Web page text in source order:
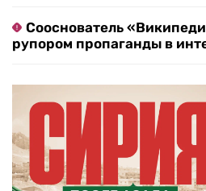
Сооснователь
рупором пропаганды в